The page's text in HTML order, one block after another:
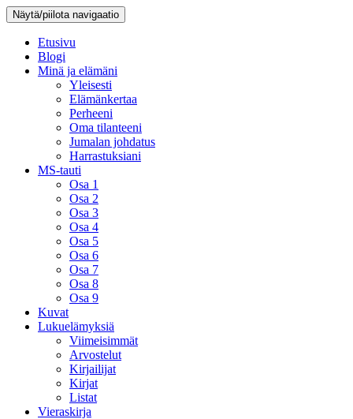
Näytä/piilota navigaatio
Etusivu
Blogi
Minä ja elämäni
Yleisesti
Elämänkertaa
Perheeni
Oma tilanteeni
Jumalan johdatus
Harrastuksiani
MS-tauti
Osa 1
Osa 2
Osa 3
Osa 4
Osa 5
Osa 6
Osa 7
Osa 8
Osa 9
Kuvat
Lukuelämyksiä
Viimeisimmät
Arvostelut
Kirjailijat
Kirjat
Listat
Vieraskirja